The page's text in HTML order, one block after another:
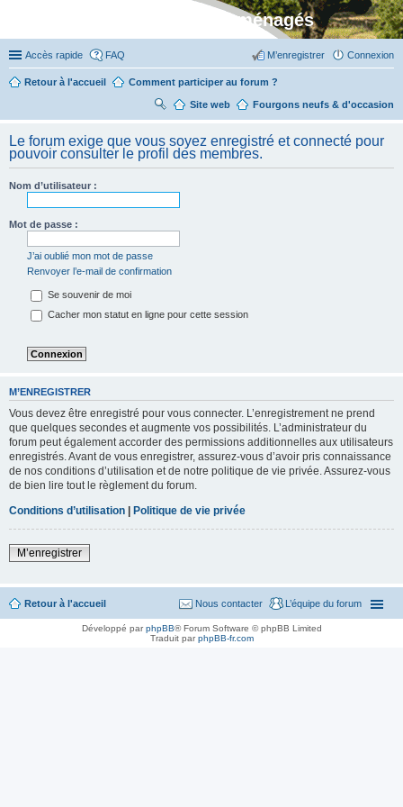
Stylevan - Vans aménagés
Accès rapide FAQ Connexion
M’enregistrer
Retour à l'accueil Comment participer au forum ?
Fourgons neufs & d'occasion
Site web
R
her
ch
er
Le forum exige que vous soyez enregistré et connecté pour
pouvoir consulter le profil des membres.
Nom d’utilisateur :
Mot de passe :
J’ai oublié mon mot de passe
Renvoyer l’e-mail de confirmation
Se souvenir de moi
Cacher mon statut en ligne pour cette session
M’ENREGISTRER
Vous devez être enregistré pour vous connecter. L’enregistrement ne prend
que quelques secondes et augmente vos possibilités. L’administrateur du
forum peut également accorder des permissions additionnelles aux utilisateurs
enregistrés. Avant de vous enregistrer, assurez-vous d’avoir pris connaissance
de nos conditions d’utilisation et de notre politique de vie privée. Assurez-vous
de bien lire tout le règlement du forum.
Conditions d’utilisation | Politique de vie privée
M’enregistrer
Retour à l'accueil L’équipe du forum
Nous contacter
Développé parphpBB® Forum Software © phpBB Limited
Traduit parphpBB-fr.com